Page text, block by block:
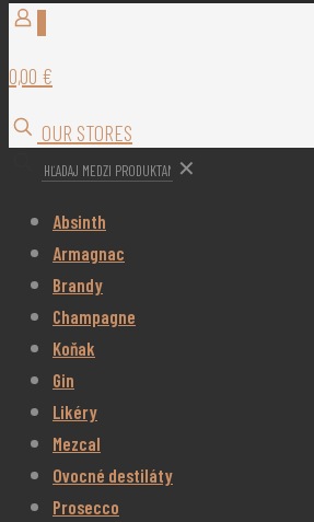
0,00 €
OUR STORES
✕
Absinth
Armagnac
Brandy
Champagne
Koňak
Gin
Likéry
Mezcal
Ovocné destiláty
Prosecco